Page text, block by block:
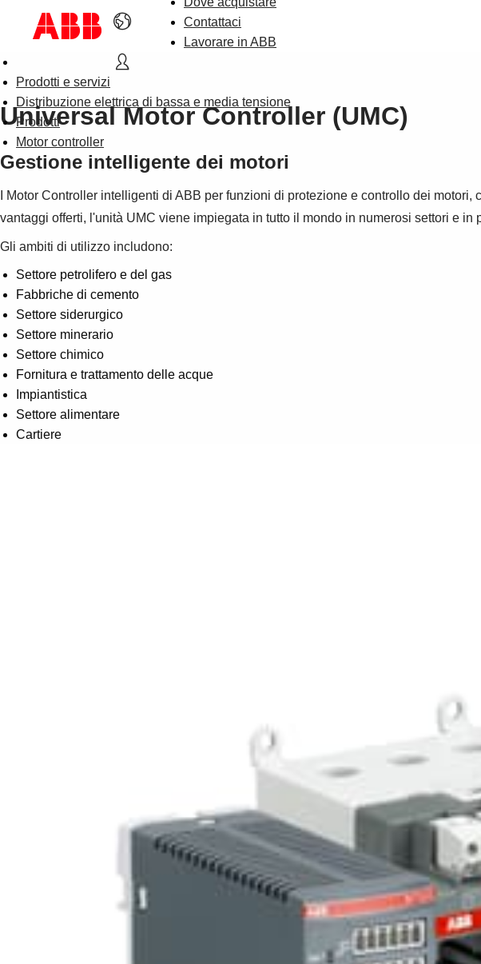
Contattaci
Lavorare in ABB
Prodotti e servizi
Distribuzione elettrica di bassa e media tensione
Prodotti
Motor controller
Universal Motor Controller (UMC)
Gestione intelligente dei motori
I Motor Controller intelligenti di ABB per funzioni di protezione e controllo dei
vantaggi offerti, l'unità UMC viene impiegata in tutto il mondo in numerosi settori e in
Gli ambiti di utilizzo includono:
Settore petrolifero e del gas
Fabbriche di cemento
Settore siderurgico
Settore minerario
Settore chimico
Fornitura e trattamento delle acque
Impiantistica
Settore alimentare
Cartiere